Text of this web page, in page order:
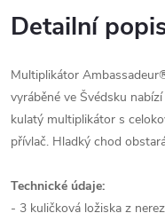
Detailní
Multiplikátor
vyráběné ve Švédsku
kulatý multiplikátor s
přívlač. Hladký chod
Technické údaje:
- 3 kuličková ložiska z